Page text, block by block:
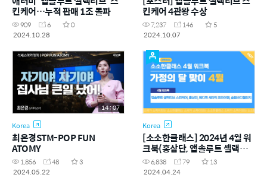
킨케어…누적 판매 1조 돌파
909 6
0
2024.10.28
킨케어 4관왕 수상
7,237 146
5
2024.10.07
14 : 07
Korea
최은경STM-POP FUN
ATOMY
1,856 48
3
2024.05.22
Korea
[소소한클래스] 2024년 4월 워
크북(홍삼단, 앱솔루트 셀랙티
브 스킨케어, 메디쿡 세라믹 프라
이팬)
6,838 79
13
2024.04.24